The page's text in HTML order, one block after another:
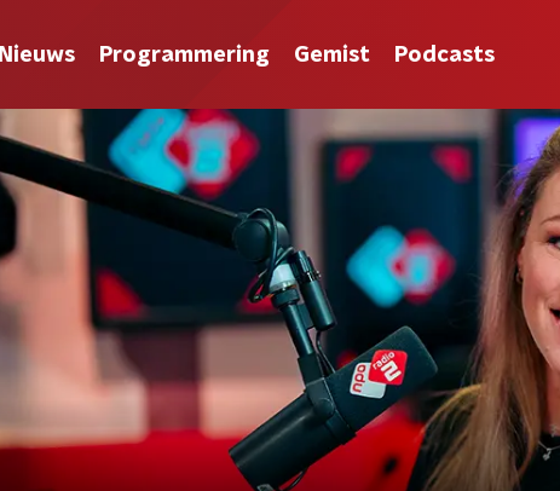
Nieuws Programmering Gemist Podcasts